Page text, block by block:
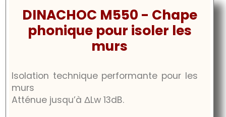
DINACHOC M550 - Chape
phonique pour isoler les
murs
Isolation technique performante pour les
murs
Atténue jusqu’àΔLw 13dB.